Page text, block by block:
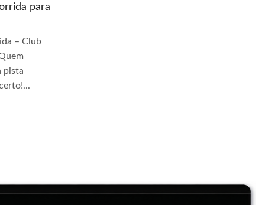
para
– Club
pista